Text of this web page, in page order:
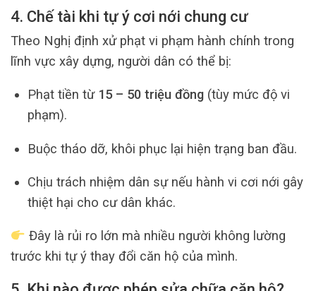
4. Chế tài khi tự ý cơi nới chung cư
Theo Nghị định xử phạt vi phạm hành chính trong
lĩnh vực xây dựng, người dân có thể bị:
Phạt tiền từ 15 – 50 triệu đồng(tùy mức độ vi
phạm).
Buộc tháo dỡ, khôi phục lại hiện trạng ban đầu.
Chịu trách nhiệm dân sự nếu hành vi cơi nới gây
thiệt hại cho cư dân khác.
Đây là rủi ro lớn mà nhiều người không lường
trước khi tự ý thay đổi căn hộ của mình.